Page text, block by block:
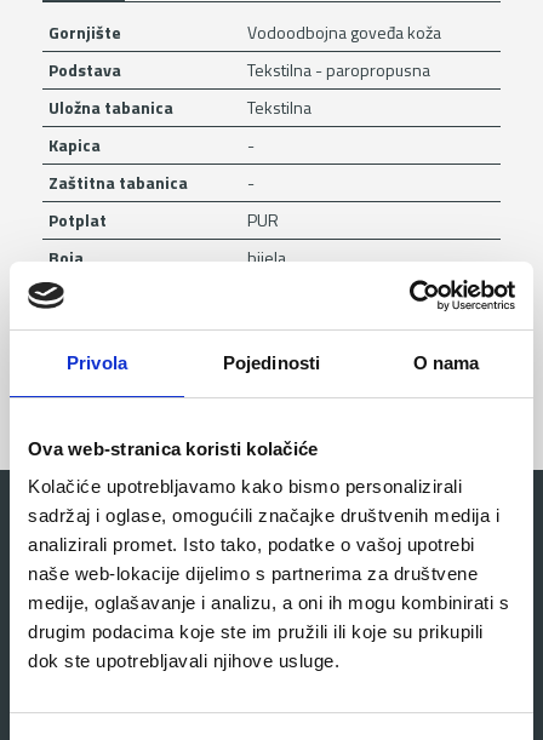
Privola Pojedinosti O nama
Ova web-stranica koristi kolačiće
Kolačiće upotrebljavamo kako bismo personalizirali
sadržaj i oglase, omogućili značajke društvenih medija i
analizirali promet. Isto tako, podatke o vašoj upotrebi
naše web-lokacije dijelimo s partnerima za društvene
medije, oglašavanje i analizu, a oni ih mogu kombinirati s
drugim podacima koje ste im pružili ili koje su prikupili
dok ste upotrebljavali njihove usluge.
Gornjište
Vodoodbojna goveđa koža
Podstava
Tekstilna - paropropusna
Uložna tabanica
Tekstilna
Kapica
-
Zaštitna tabanica
-
Potplat
PUR
Boja
bijela
Veličine
Oznaka norme
S2
Povezani proizvodi